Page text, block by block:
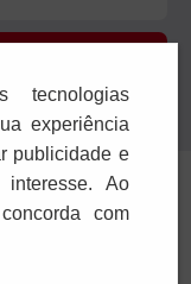
tecnologias
experiência
publicidade e
Ao
com